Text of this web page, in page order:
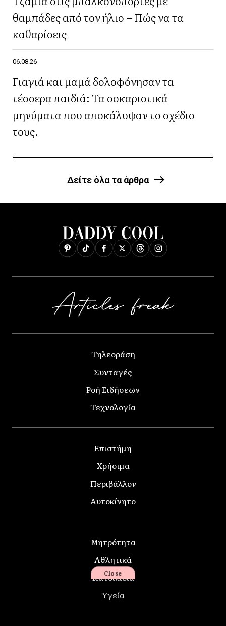
θαμπάδες από τον ήλιο – Πώς να τα
καθαρίσεις
06.08.26
Γιαγιά και μαμά δολοφόνησαν τα
τέσσερα παιδιά: Τα σοκαριστικά
μηνύματα που αποκάλυψαν το σχέδιο
τους.
Δείτε όλα τα άρθρα
Τηλεοράση
Συνταγές
Ροή Ειδήσεων
Τεχνολογία
Επιστήμη
Χρήσιμα
Περιβάλλον
Αυτοκίνητο
Μητρότητα
Αθλητικά
Κατοικίδια
Υγεία
Close